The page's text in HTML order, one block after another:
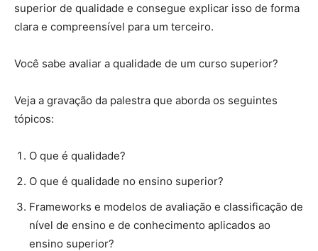
superior de qualidade e consegue explicar isso de forma
clara e compreensível para um terceiro.
Você sabe avaliar a qualidade de um curso superior?
Veja a gravação da palestra que aborda os seguintes
tópicos:
O que é qualidade?
O que é qualidade no ensino superior?
Frameworks e modelos de avaliação e classificação de
nível de ensino e de conhecimento aplicados ao
ensino superior?